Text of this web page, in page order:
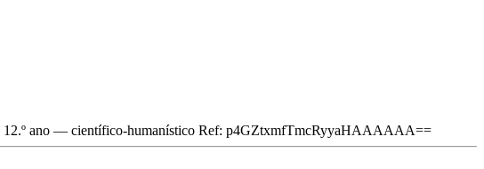
12.º ano — científico-humanístico Ref: p4GZtxmfTmcRyyaHAAAAAA==